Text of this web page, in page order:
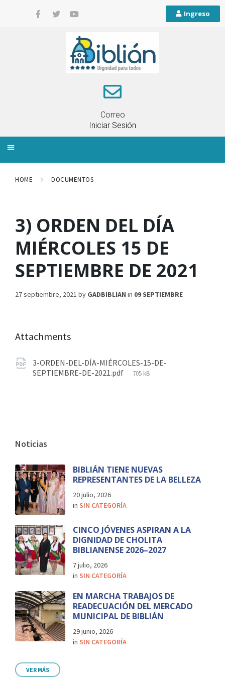
Ingreso
Correo
Iniciar Sesión
HOME DOCUMENTOS
3) ORDEN DEL DÍA
MIÉRCOLES 15 DE
SEPTIEMBRE DE 2021
27 septiembre, 2021 by GADBIBLIAN in 09 SEPTIEMBRE
Attachments
3-ORDEN-DEL-DÍA-MIÉRCOLES-15-DE-
SEPTIEMBRE-DE-2021.pdf
705 kB
Noticias
BIBLIÁN TIENE NUEVAS
REPRESENTANTES DE LA BELLEZA
20 julio, 2026
in SIN CATEGORÍA
CINCO JÓVENES ASPIRAN A LA
DIGNIDAD DE CHOLITA
BIBLIANENSE 2026–2027
7 julio, 2026
in SIN CATEGORÍA
EN MARCHA TRABAJOS DE
READECUACIÓN DEL MERCADO
MUNICIPAL DE BIBLIÁN
29 junio, 2026
in SIN CATEGORÍA
VER MÁS